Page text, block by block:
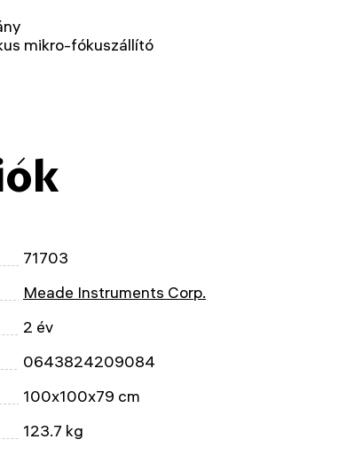
mikro-fókuszállító
71703
Meade Instruments Corp.
2 év
0643824209084
100x100x79 cm
123.7 kg